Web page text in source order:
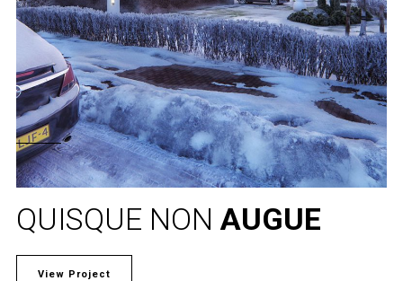
QUISQUE NON AUGUE
View Project